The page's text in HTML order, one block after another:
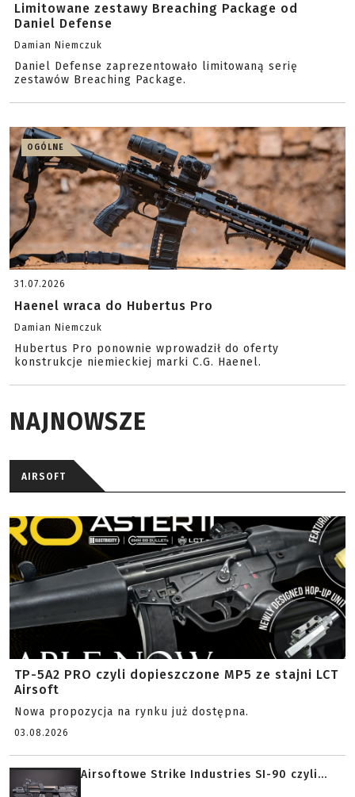
Limitowane zestawy Breaching Package od
Daniel Defense
Damian Niemczuk
Daniel Defense zaprezentowało limitowaną serię
zestawów Breaching Package.
OGÓLNE
31.07.2026
Haenel wraca do Hubertus Pro
Damian Niemczuk
Hubertus Pro ponownie wprowadził do oferty
konstrukcje niemieckiej marki C.G. Haenel.
NAJNOWSZE
AIRSOFT
TP-5A2 PRO czyli dopieszczone MP5 ze stajni LCT
Airsoft
Nowa propozycja na rynku już dostępna.
03.08.2026
Airsoftowe Strike Industries SI-90 czyli...